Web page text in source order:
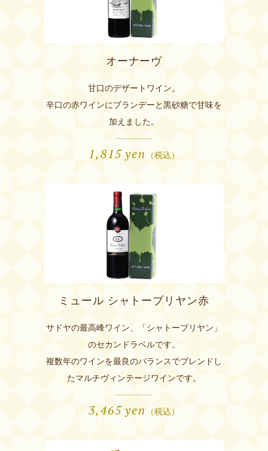
オーナーヴ
甘口のデザートワイン。
辛口の赤ワインにブランデーと黒砂糖で甘味を
加えました。
1,815yen （税込）
ミュール シャトーブリヤン赤
サドヤの最高峰ワイン、「シャトーブリヤン」
のセカンドラベルです。
複数年のワインを最良のバランスでブレンドし
たマルチヴィンテージワインです。
3,465yen （税込）